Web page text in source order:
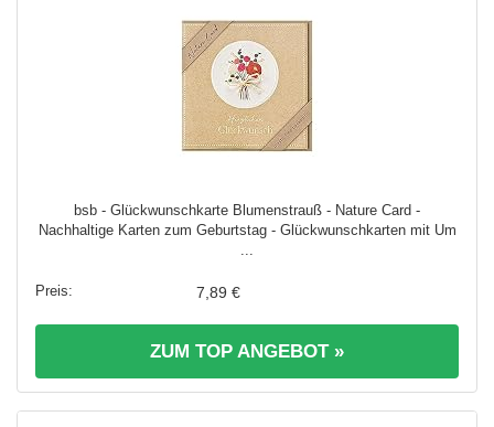
bsb - Glückwunschkarte Blumenstrauß - Nature Card -
Nachhaltige Karten zum Geburtstag - Glückwunschkarten mit Um
7,89 €
ZUM TOP ANGEBOT »